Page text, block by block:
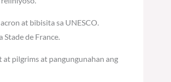
at bibisita sa UNESCO.
Stade de France.
at pilgrims at pangungunahan ang